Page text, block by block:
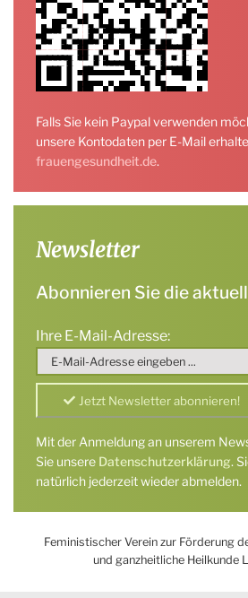
Falls Sie kein Paypal verwenden
unsere Kontodaten per E-Mail
frauengesundheit.de.
Newsletter
Abonnieren Sie die
Ihre E-Mail-Adresse:
Mit der Anmeldung an unserem
Sie unsere Datenschutzerklärung.
natürlich jederzeit wieder abmelden.
Feministischer Verein zur Förderung
und ganzheitliche Heilkunde